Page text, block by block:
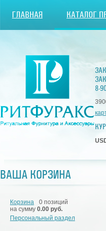
ГЛАВНАЯ КАТАЛОГ
8-
ВАША КОРЗИНА
Корзина
0 позиций
на сумму 0.00 руб.
Персональный раздел